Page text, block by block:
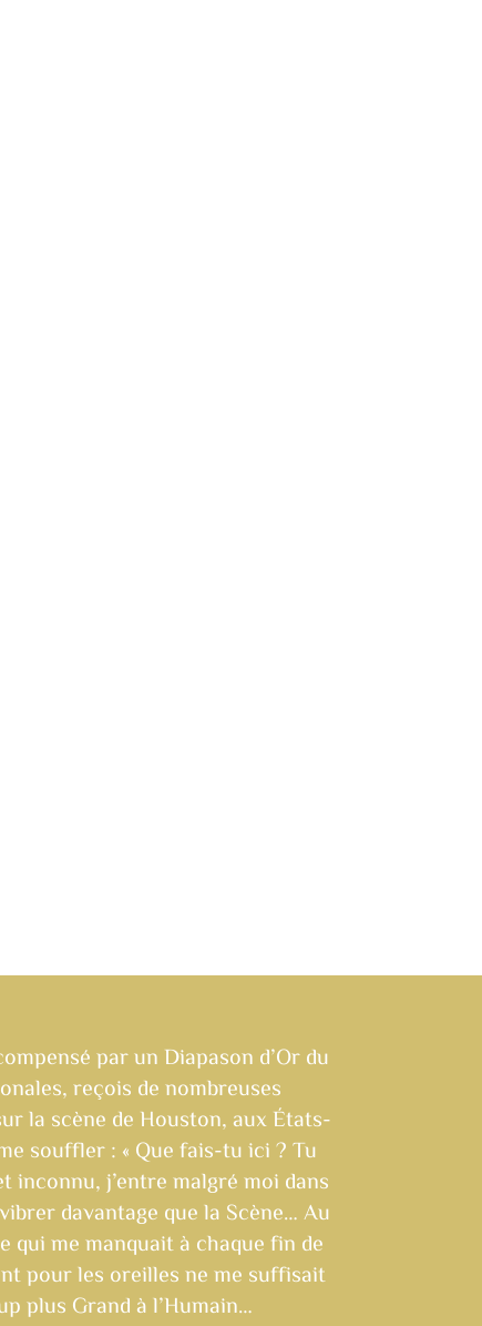
par un Diapason d’Or du
reçois de nombreuses
la scène de Houston, aux États-
souffler : « Que fais-tu ici ? Tu
inconnu, j’entre malgré moi dans
davantage que la Scène… Au
qui me manquait à chaque fin de
pour les oreilles ne me suffisait
plus Grand à l’Humain…